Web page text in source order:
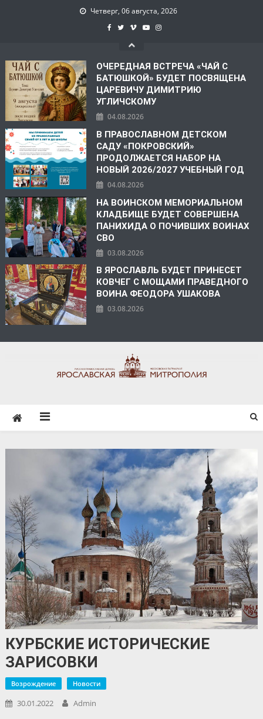
Четверг, 06 августа, 2026
ОЧЕРЕДНАЯ ВСТРЕЧА «ЧАЙ С
БАТЮШКОЙ» БУДЕТ ПОСВЯЩЕНА
ЦАРЕВИЧУ ДИМИТРИЮ
УГЛИЧСКОМУ
04.08.2026
В ПРАВОСЛАВНОМ ДЕТСКОМ
САДУ «ПОКРОВСКИЙ»
ПРОДОЛЖАЕТСЯ НАБОР НА
НОВЫЙ 2026/2027 УЧЕБНЫЙ ГОД
04.08.2026
НА ВОИНСКОМ МЕМОРИАЛЬНОМ
КЛАДБИЩЕ БУДЕТ СОВЕРШЕНА
ПАНИХИДА О ПОЧИВШИХ ВОИНАХ
СВО
03.08.2026
В ЯРОСЛАВЛЬ БУДЕТ ПРИНЕСЕТ
КОВЧЕГ С МОЩАМИ ПРАВЕДНОГО
ВОИНА ФЕОДОРА УШАКОВА
03.08.2026
КУРБСКИЕ ИСТОРИЧЕСКИЕ
ЗАРИСОВКИ
Возрождение Новости
30.01.2022 Admin